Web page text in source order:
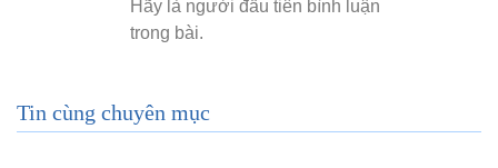
Tin cùng chuyên mục